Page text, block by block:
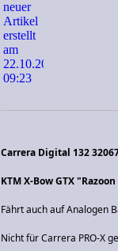
Carrera Digital 132
KTM X-Bow GTX
Fährt auch auf Analogen
Nicht für Carrera PRO-X